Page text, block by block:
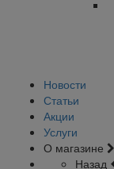
Новости
Статьи
Акции
Услуги
О магазине
Назад